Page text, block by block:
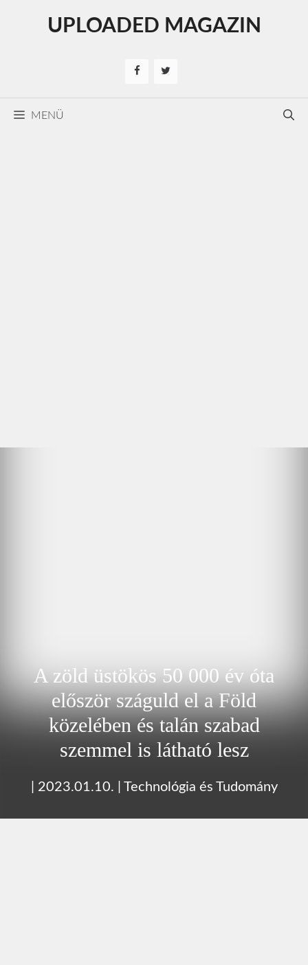
UPLOADED MAGAZIN
MENÜ
A zöld üstökös 50 000 év óta
először száguld el a Föld
közelében és talán szabad
szemmel is látható lesz
2023.01.10. Technológia és Tudomány